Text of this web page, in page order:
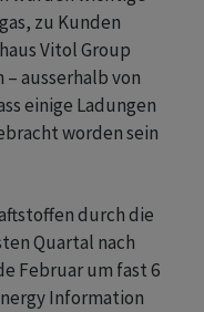
zu Kunden
Vitol Group
ausserhalb von
einige Ladungen
worden sein
durch die
Quartal nach
Februar um fast 6
Information